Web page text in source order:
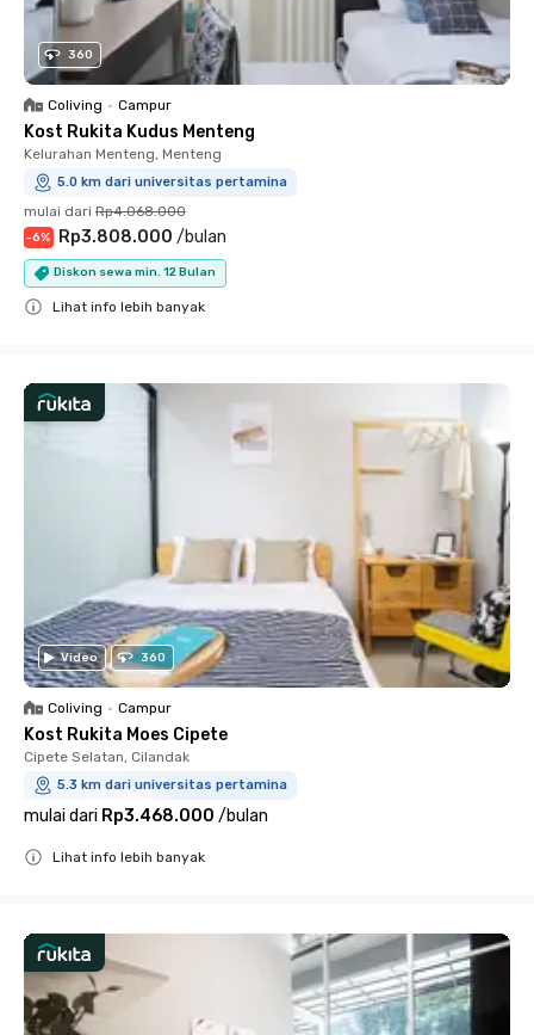
360
Coliving • Campur
Kost Rukita Kudus Menteng
Kelurahan Menteng, Menteng
5.0 km dari universitas pertamina
mulai dari Rp4.068.000
-6% Rp3.808.000 /bulan
Diskon sewa min. 12 Bulan
Lihat info lebih banyak
Video 360
Coliving • Campur
Kost Rukita Moes Cipete
Cipete Selatan, Cilandak
5.3 km dari universitas pertamina
mulai dari Rp3.468.000 /bulan
Lihat info lebih banyak